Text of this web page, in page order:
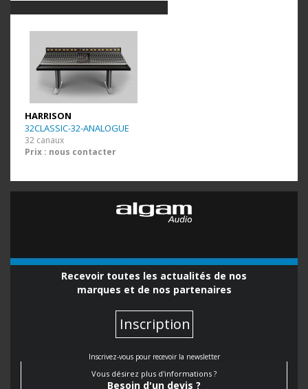
HARRISON
32CLASSIC-32-ANALOGUE
32 canaux
Prix : nous contacter
Recevoir toutes les actualités de nos
marques et de nos partenaires
Inscription
Inscrivez-vous pour recevoir la newsletter
Vous désirez plus d'informations ?
Besoin d'un devis ?